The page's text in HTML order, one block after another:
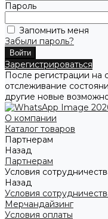
Пароль
Запомнить меня
Забыли пароль?
Зарегистрироваться
После регистрации на
отслеживание
другие новые
О компании
Каталог товаров
Партнерам
Назад
Партнерам
Условия
Назад
Условия
Мерчандайзинг
Условия оплаты